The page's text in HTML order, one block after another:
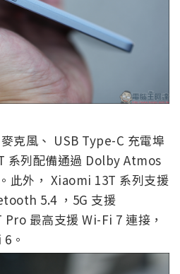
克風、 USB Type-C 充電埠
系列配備通過 Dolby Atmos
此外， Xiaomi 13T 系列支援
5.4 ，5G 支援
最高支援 Wi-Fi 7 連接，
。